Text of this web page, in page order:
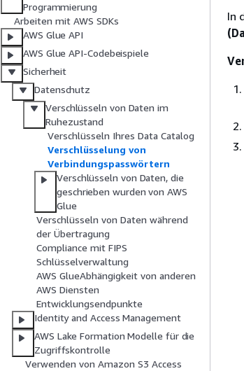
Programmierung
Arbeiten mit AWS SDKs
AWS Glue API
AWS Glue API-Codebeispiele
Sicherheit
Datenschutz
Verschlüsseln von Daten im
Ruhezustand
Verschlüsseln Ihres Data Catalog
Verschlüsselung von
Verbindungspasswörtern
Verschlüsseln von Daten, die
geschrieben wurden von AWS
Glue
Verschlüsseln von Daten während
der Übertragung
Compliance mit FIPS
Schlüsselverwaltung
AWS GlueAbhängigkeit von anderen
AWS Diensten
Entwicklungsendpunkte
Identity and Access Management
AWS Lake Formation Modelle für die
Zugriffskontrolle
Verwenden von Amazon S3 Access
In